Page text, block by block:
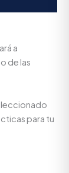
a
de las
para tu